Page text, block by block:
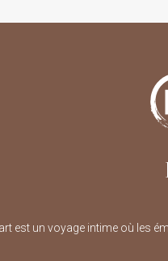
est un voyage intime où les